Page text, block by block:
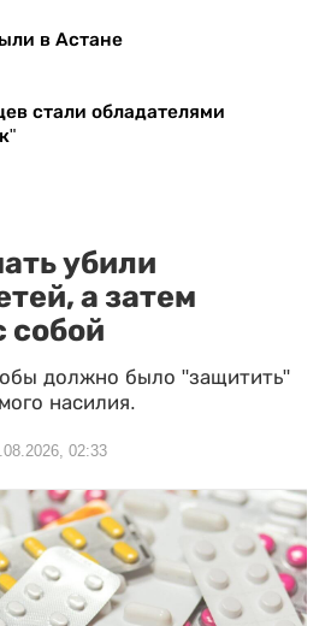
в Астане
стали обладателями
убили
а затем
собой
должно было "защитить"
насилия.
02:33